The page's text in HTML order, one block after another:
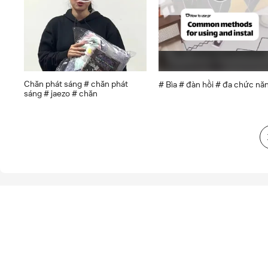
Chăn phát sáng # chăn phát
sáng # jaezo # chăn
# Bìa # đàn hồi # đa chức